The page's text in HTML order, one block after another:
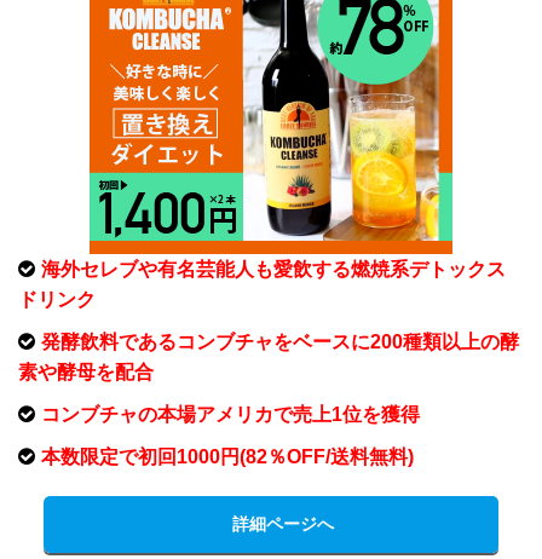
海外セレブや有名芸能人も愛飲する燃焼系デトックス
ドリンク
発酵飲料であるコンブチャをベースに200種類以上の酵
素や酵母を配合
コンブチャの本場アメリカで売上1位を獲得
本数限定で初回1000円(82％OFF/送料無料)
詳細ページへ